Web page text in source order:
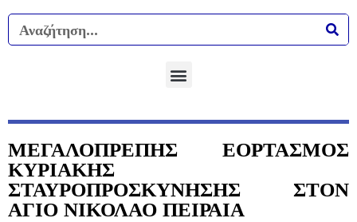
ΜΕΓΑΛΟΠΡΕΠΗΣ ΕΟΡΤΑΣΜΟΣ
ΚΥΡΙΑΚΗΣ
ΣΤΑΥΡΟΠΡΟΣΚΥΝΗΣΗΣ ΣΤΟΝ
ΑΓΙΟ ΝΙΚΟΛΑΟ ΠΕΙΡΑΙΑ